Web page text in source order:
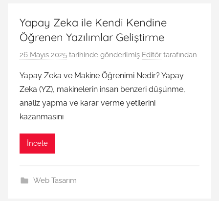
Yapay Zeka ile Kendi Kendine
Öğrenen Yazılımlar Geliştirme
26 Mayıs 2025 tarihinde gönderilmiş Editör tarafından
Yapay Zeka ve Makine Öğrenimi Nedir? Yapay
Zeka (YZ), makinelerin insan benzeri düşünme,
analiz yapma ve karar verme yetilerini
kazanmasını
İncele
Web Tasarım